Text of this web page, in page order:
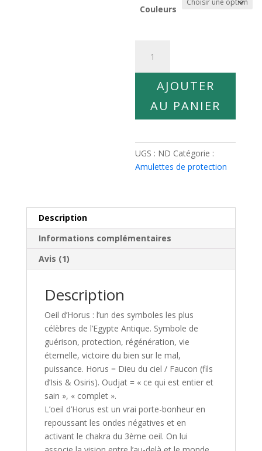
Couleurs
Broche
d’Horus
Cristallisée
AJOUTER
AU PANIER
UGS : ND Catégorie :
Amulettes de protection
Description
Informations complémentaires
Avis (1)
Description
Oeil d’Horus : l’un des symboles les plus
célèbres de l’Egypte Antique. Symbole de
guérison, protection, régénération, vie
éternelle, victoire du bien sur le mal,
puissance. Horus = Dieu du ciel / Faucon (fils
d’Isis & Osiris). Oudjat = « ce qui est entier et
sain », « complet ».
L’oeil d’Horus est un vrai porte-bonheur en
repoussant les ondes négatives et en
activant le chakra du 3ème oeil. On lui